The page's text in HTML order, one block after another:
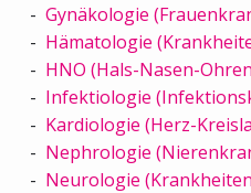
Gynäkologie
Hämatologie
HNO (Hals-Nasen-
Infektiologie
Kardiologie (Herz-
Nephrologie
Neurologie